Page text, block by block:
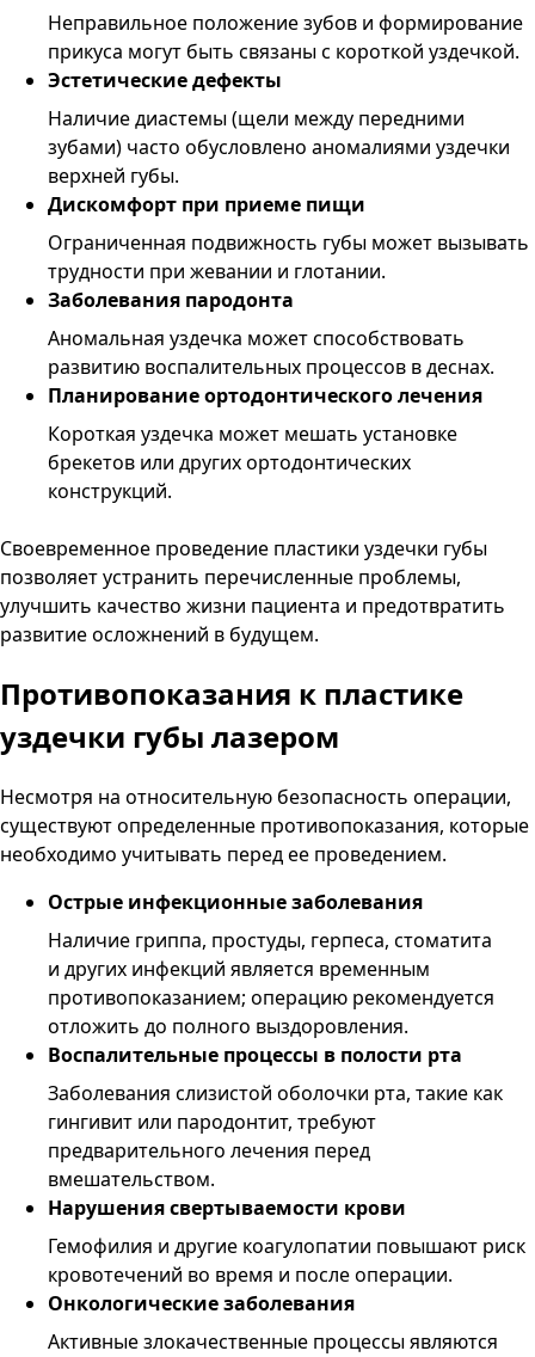
Неправильное положение зубов и формирование
прикуса могут быть связаны с короткой уздечкой.
Эстетические дефекты
Наличие диастемы (щели между передними
зубами) часто обусловлено аномалиями уздечки
верхней губы.
Дискомфорт при приеме пищи
Ограниченная подвижность губы может вызывать
трудности при жевании и глотании.
Заболевания пародонта
Аномальная уздечка может способствовать
развитию воспалительных процессов в деснах.
Планирование ортодонтического лечения
Короткая уздечка может мешать установке
брекетов или других ортодонтических
конструкций.
Своевременное проведение пластики уздечки губы
позволяет устранить перечисленные проблемы,
улучшить качество жизни пациента и предотвратить
развитие осложнений в будущем.
Противопоказания к пластике
уздечки губы лазером
Несмотря на относительную безопасность операции,
существуют определенные противопоказания, которые
необходимо учитывать перед ее проведением.
Острые инфекционные заболевания
Наличие гриппа, простуды, герпеса, стоматита
и других инфекций является временным
противопоказанием; операцию рекомендуется
отложить до полного выздоровления.
Воспалительные процессы в полости рта
Заболевания слизистой оболочки рта, такие как
гингивит или пародонтит, требуют
предварительного лечения перед
вмешательством.
Нарушения свертываемости крови
Гемофилия и другие коагулопатии повышают риск
кровотечений во время и после операции.
Онкологические заболевания
Активные злокачественные процессы являются